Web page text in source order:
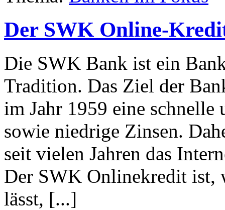
Der SWK Online-
Die SWK Bank ist ein
Tradition. Das Ziel der
im Jahr 1959 eine
sowie niedrige Zinsen.
seit vielen Jahren das
Der SWK Onlinekredit ist,
lässt, [...]